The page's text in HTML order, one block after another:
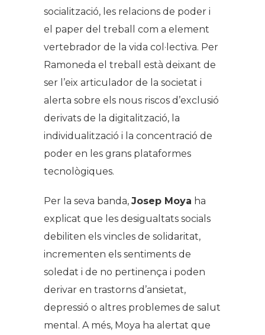
socialització, les relacions de poder i
el paper del treball com a element
vertebrador de la vida col·lectiva. Per
Ramoneda el treball està deixant de
ser l’eix articulador de la societat i
alerta sobre els nous riscos d’exclusió
derivats de la digitalització, la
individualització i la concentració de
poder en les grans plataformes
tecnològiques.
Per la seva banda, Josep Moya ha
explicat que les desigualtats socials
debiliten els vincles de solidaritat,
incrementen els sentiments de
soledat i de no pertinença i poden
derivar en trastorns d’ansietat,
depressió o altres problemes de salut
mental. A més, Moya ha alertat que